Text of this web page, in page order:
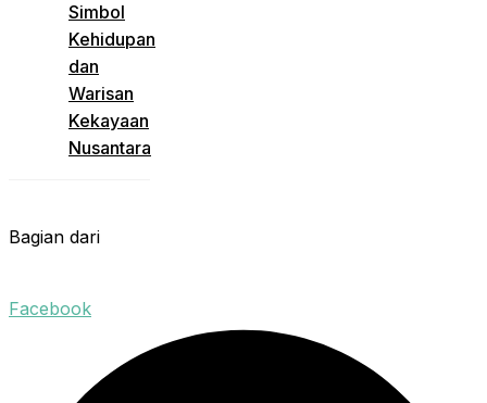
Simbol
Kehidupan
dan
Warisan
Kekayaan
Nusantara
Bagian dari
Facebook